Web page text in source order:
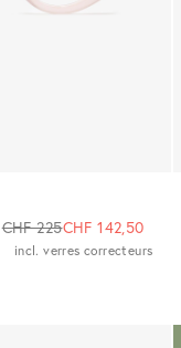
CHF 225CHF 142,50
incl. verres correcteurs